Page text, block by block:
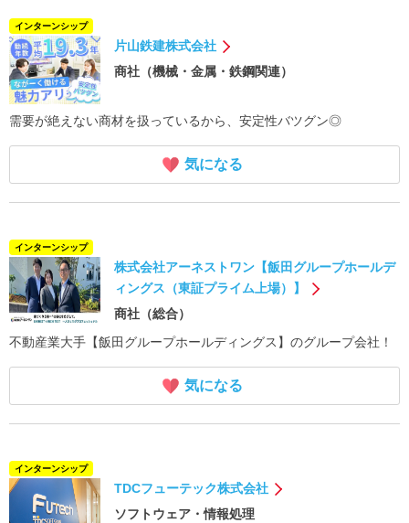
インターンシップ
片山鉄建株式会社
商社（機械・金属・鉄鋼関連）
需要が絶えない商材を扱っているから、安定性バツグン◎
気になる
インターンシップ
株式会社アーネストワン【飯田グループホールデ
ィングス（東証プライム上場）】
商社（総合）
不動産業大手【飯田グループホールディングス】のグループ会社！
気になる
インターンシップ
TDCフューテック株式会社
ソフトウェア・情報処理